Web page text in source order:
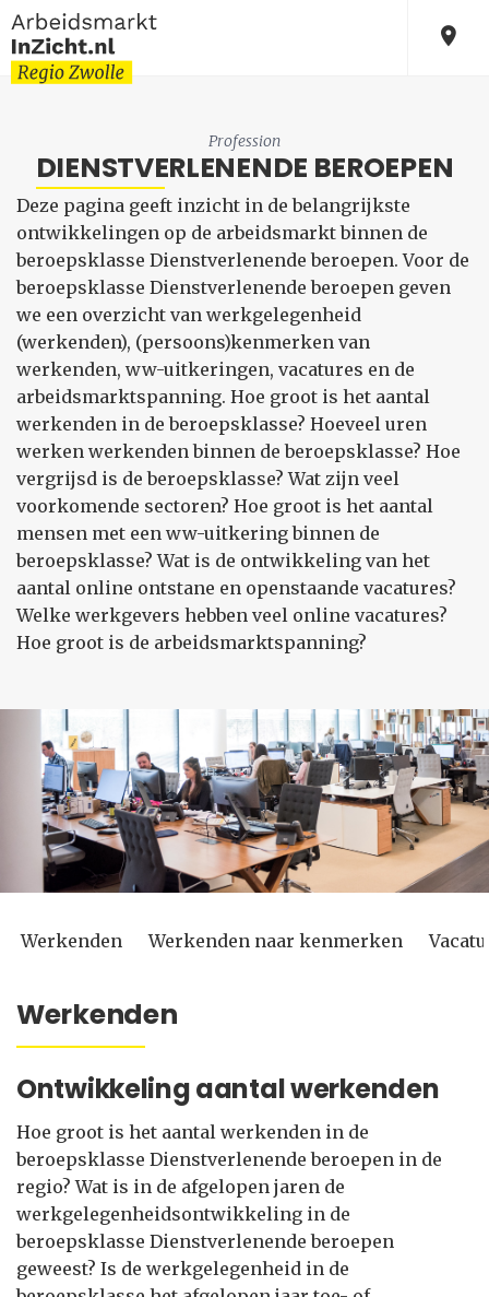
Profession
DIENSTVERLENENDE BEROEPEN
Deze pagina geeft inzicht in de belangrijkste
ontwikkelingen op de arbeidsmarkt binnen de
beroepsklasse Dienstverlenende beroepen. Voor de
beroepsklasse Dienstverlenende beroepen geven
we een overzicht van werkgelegenheid
(werkenden), (persoons)kenmerken van
werkenden, ww-uitkeringen, vacatures en de
arbeidsmarktspanning. Hoe groot is het aantal
werkenden in de beroepsklasse? Hoeveel uren
werken werkenden binnen de beroepsklasse? Hoe
vergrijsd is de beroepsklasse? Wat zijn veel
voorkomende sectoren? Hoe groot is het aantal
mensen met een ww-uitkering binnen de
beroepsklasse? Wat is de ontwikkeling van het
aantal online ontstane en openstaande vacatures?
Welke werkgevers hebben veel online vacatures?
Hoe groot is de arbeidsmarktspanning?
Werkenden Werkenden naar kenmerken
Werkenden
Ontwikkeling aantal werkenden
Hoe groot is het aantal werkenden in de
beroepsklasse Dienstverlenende beroepen in de
regio? Wat is in de afgelopen jaren de
werkgelegenheidsontwikkeling in de
beroepsklasse Dienstverlenende beroepen
geweest? Is de werkgelegenheid in de